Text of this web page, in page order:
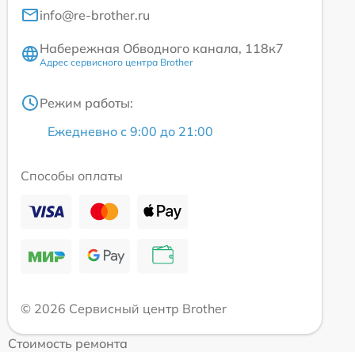
info@re-brother.ru
Набережная Обводного канала, 118к7
Адрес сервисного центра Brother
Режим работы:
Ежедневно с 9:00 до 21:00
Способы оплаты
© 2026 Сервисный центр Brother
Стоимость ремонта